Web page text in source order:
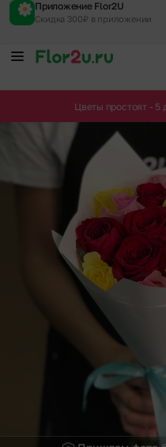
Приложение Flor2U
Скидка 300₽ в приложении
Цветы простоят - 5